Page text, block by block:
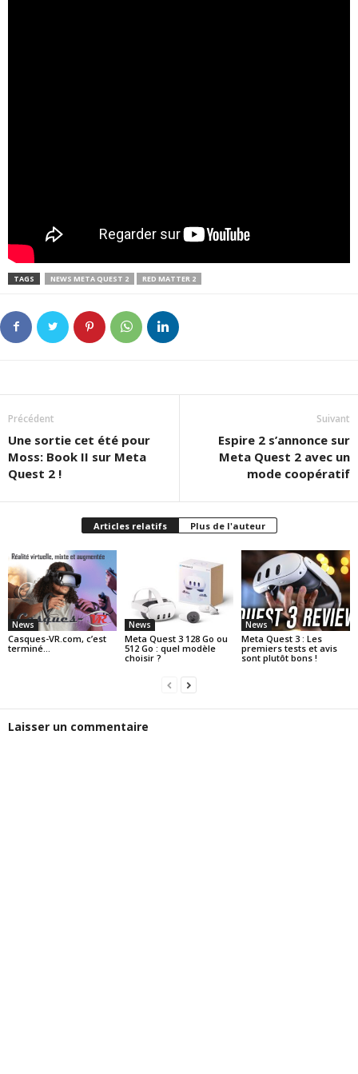
TAGS NEWS META QUEST 2 RED MATTER 2
Précédent
Une sortie cet été pour
Moss: Book II sur Meta
Quest 2 !
Suivant
Espire 2 s’annonce sur
Meta Quest 2 avec un
mode coopératif
Articles relatifs Plus de l'auteur
News
Casques-VR.com, c’est
terminé…
News
Meta Quest 3 128 Go ou
512 Go : quel modèle
choisir ?
News
Meta Quest 3 : Les
premiers tests et avis
sont plutôt bons !
Laisser un commentaire